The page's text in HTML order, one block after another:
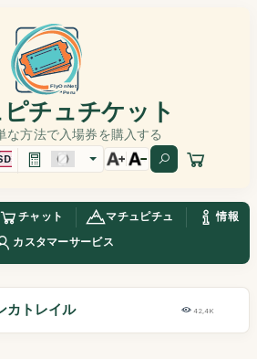
チュチケット
な方法で入場券を購入する
チャット マチュピチュ
情報
カスタマーサービス
カトレイル 42,4K